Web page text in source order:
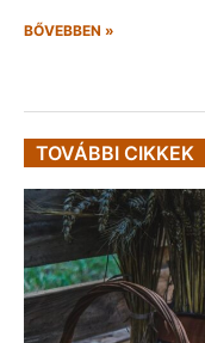
BŐVEBBEN »
TOVÁBBI CIKKEK